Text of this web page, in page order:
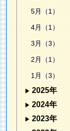
5月（1）
4月（1）
3月（3）
2月（1）
1月（3）
2025年
2024年
2023年